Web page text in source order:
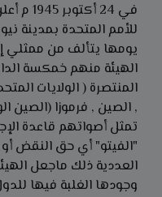
في 24
للأمم المتحدة بمدينة
يومها يتألف من ممثلي
الهيئة منهم خمكسة
المنتصرة ( الولايات
, الصين , فرموزا (الصين
تمثل أصواتهم قاعدة
"الفيتو" أي حق النقض أو
العددية ذلك ماجعل
وجودها الغلبة فيها